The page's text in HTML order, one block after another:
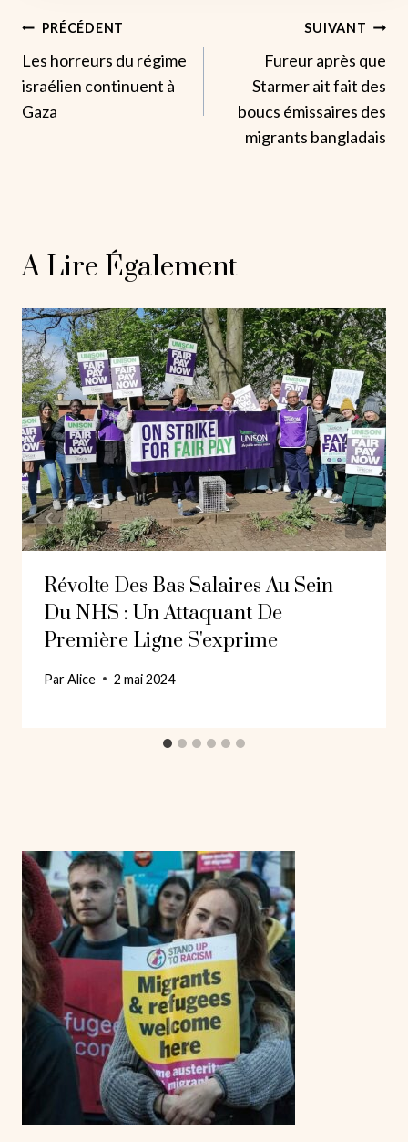
Navigation
De
L’article
PRÉCÉDENT
Les horreurs du régime
israélien continuent à
Gaza
SUIVANT
Fureur après que
Starmer ait fait des
boucs émissaires des
migrants bangladais
A Lire Également
Révolte Des Bas Salaires Au Sein
Du NHS : Un Attaquant De
Première Ligne S'exprime
ParAlice 2 mai 2024